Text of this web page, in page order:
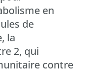
en
de
la
2, qui
contre